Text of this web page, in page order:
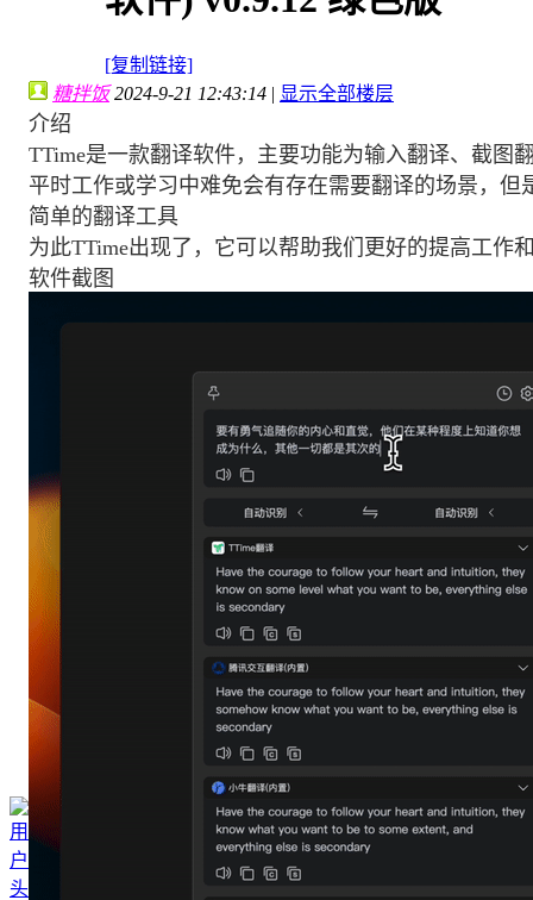
[复制链接]
糖拌饭2024-9-21 12:43:14 | 显示全部楼层
介绍
TTime是一款翻译软件，主要功能为输入翻译、截图
平时工作或学习中难免会有存在需要翻译的场景，但
简单的翻译工具
为此TTime出现了，它可以帮助我们更好的提高工作
软件截图